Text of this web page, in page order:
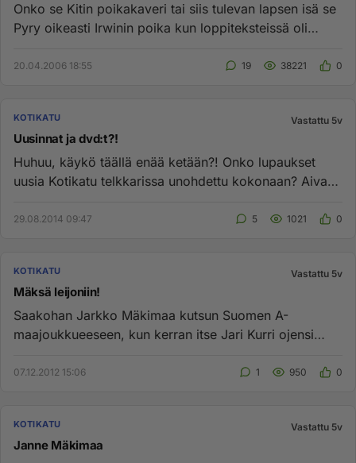
Onko se Kitin poikakaveri tai siis tulevan lapsen isä se
Pyry oikeasti Irwinin poika kun loppiteksteissä oli
20.04.2006 18:55 19 38221 0
KOTIKATU Vastattu 5v
Uusinnat ja dvd:t?!
Huhuu, käykö täällä enää ketään?! Onko lupaukset
uusia Kotikatu telkkarissa unohdettu kokonaan? Aivan
29.08.2014 09:47 5 1021 0
KOTIKATU Vastattu 5v
Mäksä leijoniin!
Saakohan Jarkko Mäkimaa kutsun Suomen A-
maajoukkueeseen, kun kerran itse Jari Kurri ojensi
07.12.2012 15:06 1 950 0
KOTIKATU Vastattu 5v
Janne Mäkimaa